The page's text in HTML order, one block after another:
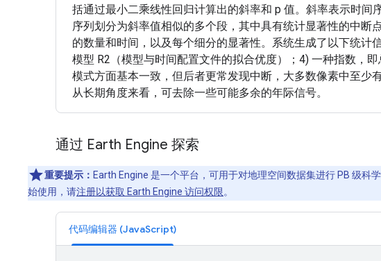
括通过最小二乘线性回归计算出的斜率和 p 值。斜率表示时
序列划分为斜率值相似的多个段，其中具有统计显著性的中
的数量和时间，以及每个细分的显著性。系统生成了以下统
模型 R2（模型与时间配置文件的拟合优度）；4) 一种指数，
模式方面基本一致，但后者更常发现中断，大多数像素中至
从长期角度来看，可去除一些可能多余的年际信号。
通过 Earth Engine 探索
重要提示： Earth Engine 是一个平台，可用于对地理空间数据集进行 PB 级
始使用，请注册以获取 Earth Engine 访问权限。
代码编辑器 (JavaScript)